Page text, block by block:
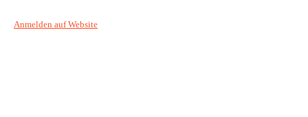
Anmelden auf Website